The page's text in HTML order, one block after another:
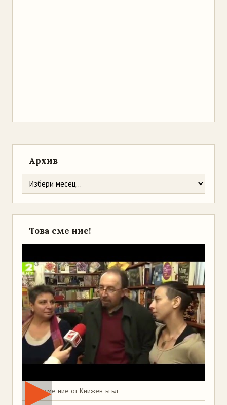
Архив
Това сме ние!
Това сме ние от Книжен ъгъл